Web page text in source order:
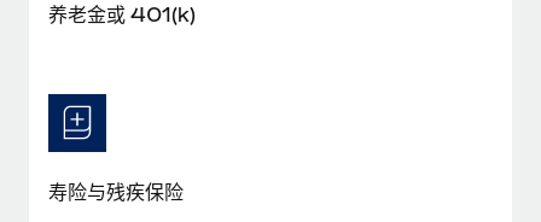
养老金或 401(k)
寿险与残疾保险